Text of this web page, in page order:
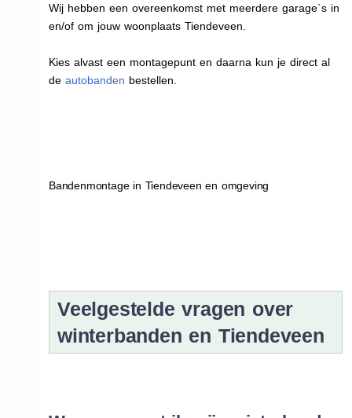
Wij hebben een overeenkomst met meerdere garage`s in
en/of om jouw woonplaats Tiendeveen.
Kies alvast een montagepunt en daarna kun je direct al
de autobanden bestellen.
Bandenmontage in Tiendeveen en omgeving
Veelgestelde vragen over
winterbanden en Tiendeveen